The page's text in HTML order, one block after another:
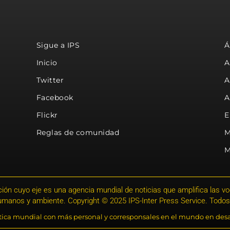
Sigue a IPS
Inicio
Twitter
Facebook
Flickr
Reglas de comunidad
cuyo eje es una agencia mundial de noticias que amplifica las
y ambiente. Copyright © 2025 IPS-Inter Press Service.
mundial con más personal y corresponsales en el mundo en